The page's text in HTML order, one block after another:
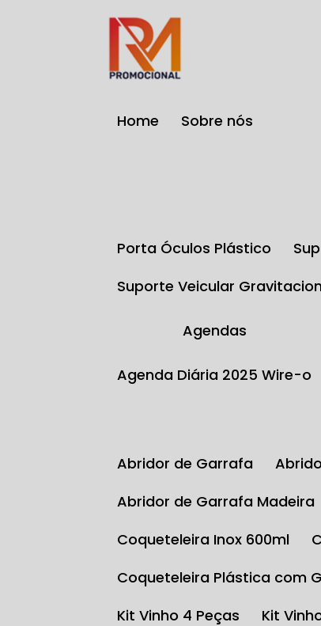
Home
Sobre nós
Porta Óculos Plástico
Suporte Veicular
Agendas
Agenda Diária 2025 Wire-o
Abridor de Garrafa
Abridor de Garrafa Madeira
Coqueteleira Inox 600ml
Coqueteleira Plástica com
Kit Vinho 4 Peças
Kit